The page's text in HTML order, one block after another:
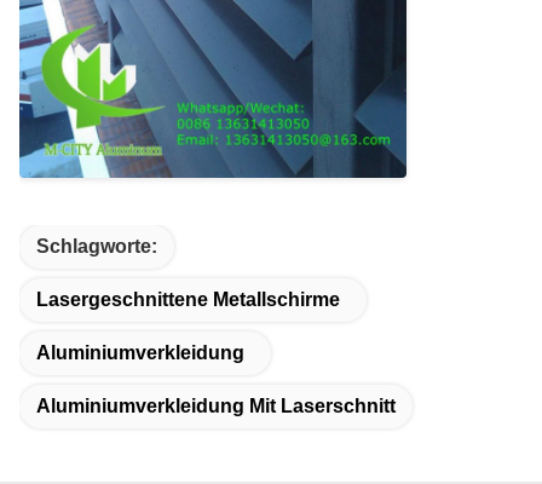
Schlagworte:
Lasergeschnittene Metallschirme
Aluminiumverkleidung
Aluminiumverkleidung Mit Laserschnitt